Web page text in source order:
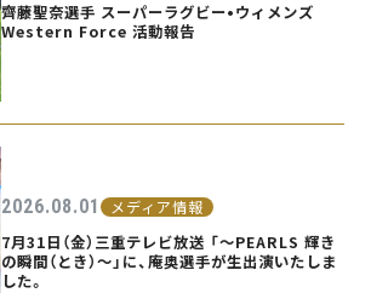
齊藤聖奈選手 スーパーラグビー•ウィメンズ
Western Force 活動報告
2026.08.01 メディア情報
7月31日（金）三重テレビ放送 「〜PEARLS 輝き
の瞬間（とき）〜」に、庵奥選手が生出演いたしま
した。